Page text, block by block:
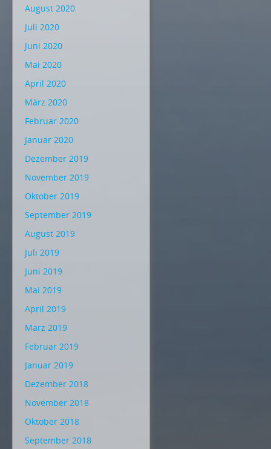
August 2020
Juli 2020
Juni 2020
Mai 2020
April 2020
März 2020
Februar 2020
Januar 2020
Dezember 2019
November 2019
Oktober 2019
September 2019
August 2019
Juli 2019
Juni 2019
Mai 2019
April 2019
März 2019
Februar 2019
Januar 2019
Dezember 2018
November 2018
Oktober 2018
September 2018